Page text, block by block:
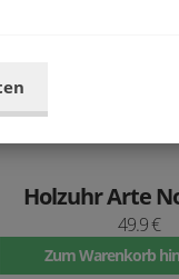
Holzuhr Arte
49.9 €
Zum Warenkorb